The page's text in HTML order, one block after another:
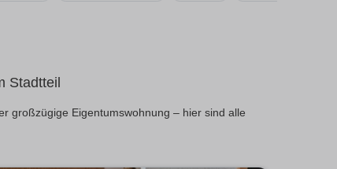
Stadtteil
großzügige Eigentumswohnung – hier sind alle